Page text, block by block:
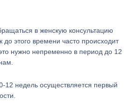
в женскую консультацию
до этого времени часто происходит
нужно непременно в период до 12
12 недель осуществляется первый